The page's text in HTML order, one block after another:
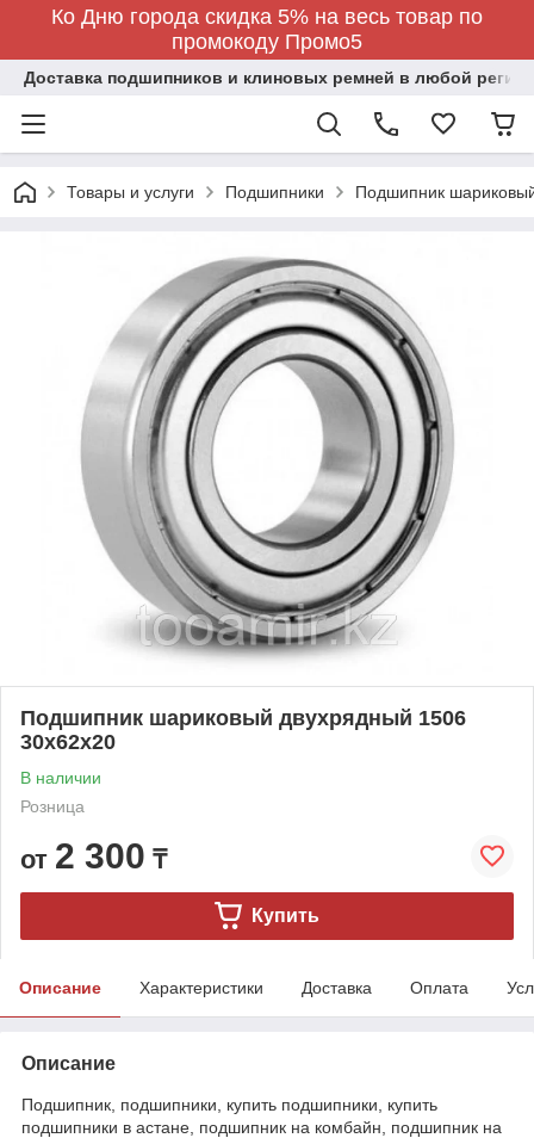
Ко Дню города скидка 5% на весь товар по
промокоду Промо5
Доставка подшипников и клиновых ремней в любой регион
Товары и услуги Подшипники Подшипник
Подшипник шариковый двухрядный 1506
30x62x20
В наличии
Розница
от 2 300 ₸
Купить
Описание Характеристики Доставка Оплата
Описание
Подшипник, подшипники, купить подшипники, купить
подшипники в астане, подшипник на комбайн, подшипник на